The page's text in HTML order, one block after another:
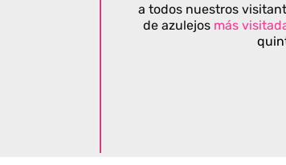
a todos nuestros
de azulejos más